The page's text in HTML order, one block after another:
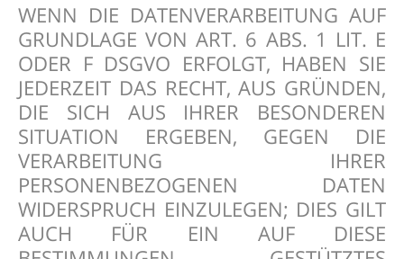
WENN DIE DATENVERARBEITUNG AUF
GRUNDLAGE VON ART. 6 ABS. 1 LIT. E
ODER F DSGVO ERFOLGT, HABEN SIE
JEDERZEIT DAS RECHT, AUS GRÜNDEN,
DIE SICH AUS IHRER BESONDEREN
SITUATION ERGEBEN, GEGEN DIE
VERARBEITUNG IHRER
PERSONENBEZOGENEN DATEN
WIDERSPRUCH EINZULEGEN; DIES GILT
AUCH FÜR EIN AUF DIESE